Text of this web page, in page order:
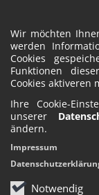
Wir möchten
werden
Cookies
Funktionen
Cookies aktiveren
Ihre Cookie-
unserer
ändern.
Notwendig
Impressum